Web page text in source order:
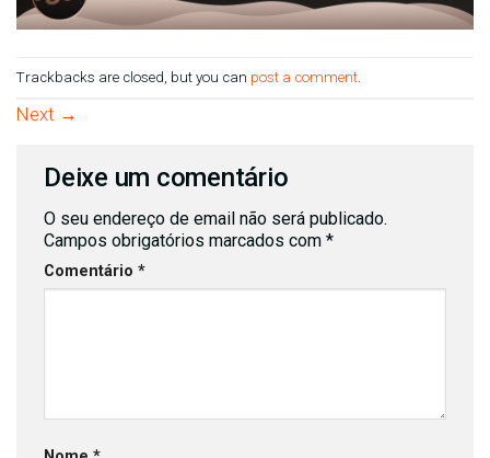
Trackbacks are closed, but you can post a comment
Next →
Deixe um comentário
O seu endereço de email não será publicado.
Campos obrigatórios marcados com *
Comentário *